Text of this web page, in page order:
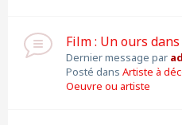
Film : Un ours
Dernier message par
Posté dans Artiste à
Oeuvre ou artiste